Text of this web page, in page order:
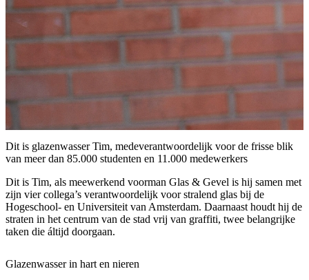
Dit is glazenwasser Tim, medeverantwoordelijk voor de frisse blik
van meer dan 85.000 studenten en 11.000 medewerkers
Dit is Tim, als meewerkend voorman Glas & Gevel is hij samen met
zijn vier collega’s verantwoordelijk voor stralend glas bij de
Hogeschool- en Universiteit van Amsterdam. Daarnaast houdt hij de
straten in het centrum van de stad vrij van graffiti, twee belangrijke
taken die áltijd doorgaan.
Glazenwasser in hart en nieren